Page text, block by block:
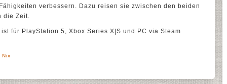
verbessern. Dazu reisen sie zwischen den beiden
die Zeit.
ist für PlayStation 5, Xbox Series X|S und PC via Steam
Nix